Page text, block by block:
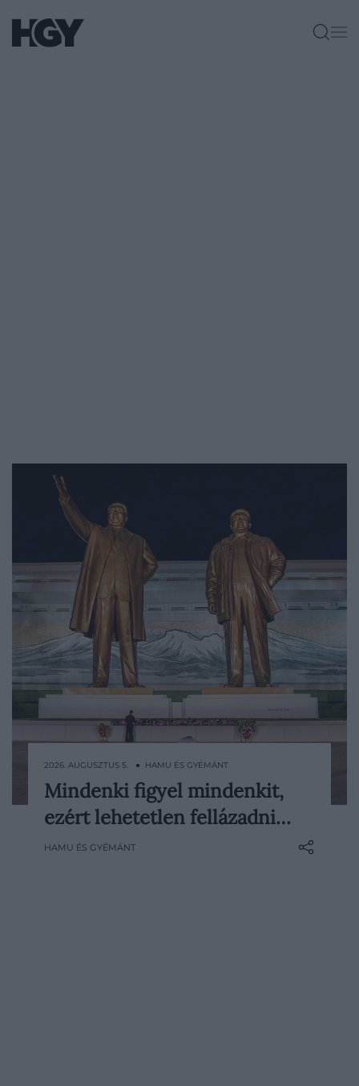
Egy forradalomhoz nem elég csupán az
elégedetlenség. Az embereknek meg kell
2026. AUGUSZTUS 5. ● HAMU ÉS GYÉMÁNT
Mindenki figyel mindenkit,
ezért lehetetlen fellázadni…
HAMU ÉS GYÉMÁNT